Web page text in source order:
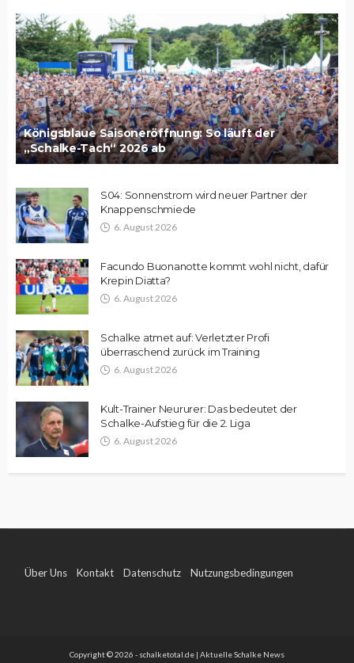
Königsblaue Saisoneröffnung: So läuft der
„Schalke-Tach“ 2026 ab
S04: Sonnenstrom wird neuer Partner der
Knappenschmiede
6. August 2026
Facundo Buonanotte kommt wohl nicht, dafür
Krepin Diatta?
6. August 2026
Schalke atmet auf: Verletzter Profi
überraschend zurück im Training
6. August 2026
Kult-Trainer Neururer: Das bedeutet der
Schalke-Aufstieg für die 2. Liga
6. August 2026
Über Uns Kontakt Datenschutz Nutzungsbedingungen
Copyright © 2026 - schalketotal.de | Aktuelle Schalke News